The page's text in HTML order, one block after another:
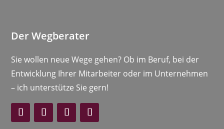
Der Wegberater
Sie wollen neue Wege gehen? Ob im Beruf, bei der
Entwicklung Ihrer Mitarbeiter oder im Unternehmen
– ich unterstütze Sie gern!